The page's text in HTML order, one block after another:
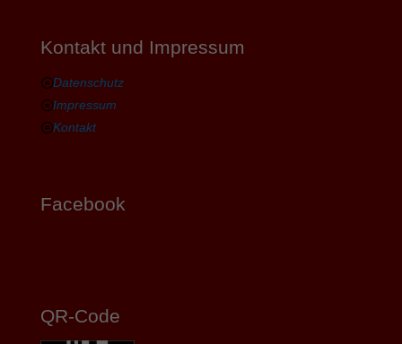
Kontakt und Impressum
Datenschutz
Impressum
Kontakt
Facebook
QR-Code